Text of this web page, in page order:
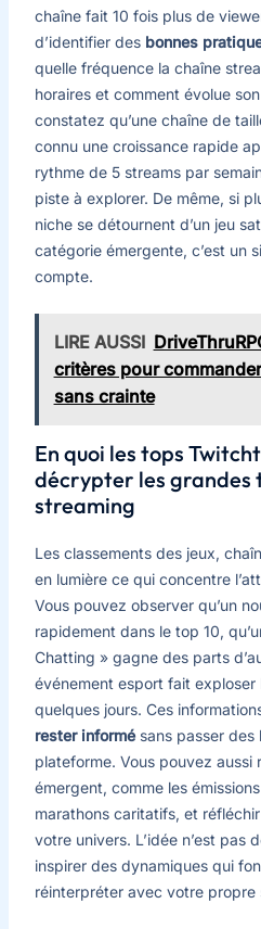
chaîne fait 10 fois plus de
d’identifier des bonnes
quelle fréquence la chaîne
horaires et comment évolue
constatez qu’une chaîne de
connu une croissance rapide
rythme de 5 streams par
piste à explorer. De même, si
niche se détournent d’un jeu
catégorie émergente, c’est un
compte.
LIRE AUSSI
critères pour
sans crainte
En quoi les tops
décrypter les grandes
streaming
Les classements des jeux,
en lumière ce qui concentre
Vous pouvez observer qu’un
rapidement dans le top 10,
Chatting » gagne des parts
événement esport fait exploser
quelques jours. Ces
rester informésans passer des
plateforme. Vous pouvez aussi
émergent, comme les
marathons caritatifs, et
votre univers. L’idée n’est pas
inspirer des dynamiques qui
réinterpréter avec votre propre